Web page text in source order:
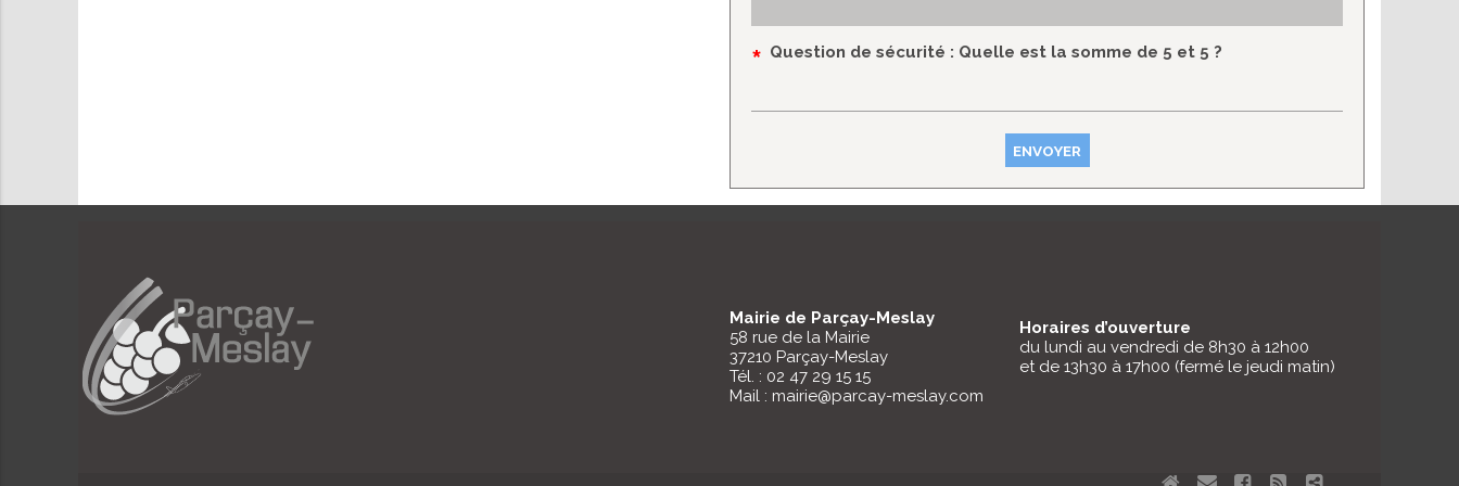
Question de sécurité
* : Quelle est la somme de 5 et 5 ?
Mairie de Parçay-Meslay
58 rue de la Mairie
37210 Parçay-Meslay
Tél. : 02 47 29 15 15
Mail : mairie@parcay-meslay.com
Horaires d’ouverture
du lundi au vendredi de 8h30 à 12h00
et de 13h30 à 17h00 (fermé le jeudi matin)
Aller Aller